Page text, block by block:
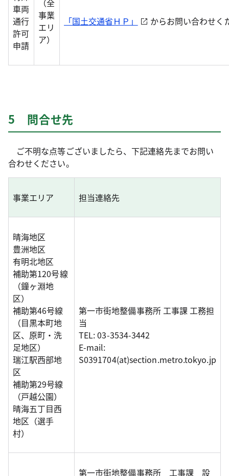
車両
通行
許可
申請
（全
事業
エリ
ア）
「国土交通省ＨＰ」 からお問い合わせく
5 問合せ先
ご不明な点等ございましたら、下記連絡先までお問い
合わせください。
事業エリア 担当連絡先
晴海地区
豊洲地区
有明北地区
補助第120号線
（鐘ヶ淵地
区）
補助第46号線
（目黒本町地
区、原町・洗
足地区）
瑞江駅西部地
区
補助第29号線
（戸越公園）
晴海五丁目西
地区（選手
村）
第一市街地整備事務所 工事課 工務担
当
TEL: 03-3534-3442
E-mail:
S0391704(at)section.metro.tokyo.jp
第一市街地整備事務所 工事課 設